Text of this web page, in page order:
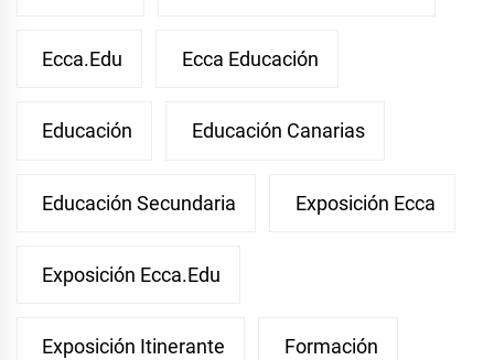
Ecca.edu Ecca Educación
Educación Educación Canarias
Educación Secundaria Exposición Ecca
Exposición Ecca.edu
Exposición Itinerante Formación